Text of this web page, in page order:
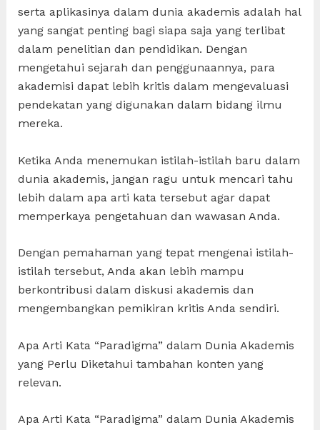
serta aplikasinya dalam dunia akademis adalah hal
yang sangat penting bagi siapa saja yang terlibat
dalam penelitian dan pendidikan. Dengan
mengetahui sejarah dan penggunaannya, para
akademisi dapat lebih kritis dalam mengevaluasi
pendekatan yang digunakan dalam bidang ilmu
mereka.
Ketika Anda menemukan istilah-istilah baru dalam
dunia akademis, jangan ragu untuk mencari tahu
lebih dalam apa arti kata tersebut agar dapat
memperkaya pengetahuan dan wawasan Anda.
Dengan pemahaman yang tepat mengenai istilah-
istilah tersebut, Anda akan lebih mampu
berkontribusi dalam diskusi akademis dan
mengembangkan pemikiran kritis Anda sendiri.
Apa Arti Kata “Paradigma” dalam Dunia Akademis
yang Perlu Diketahui tambahan konten yang
relevan.
Apa Arti Kata “Paradigma” dalam Dunia Akademis